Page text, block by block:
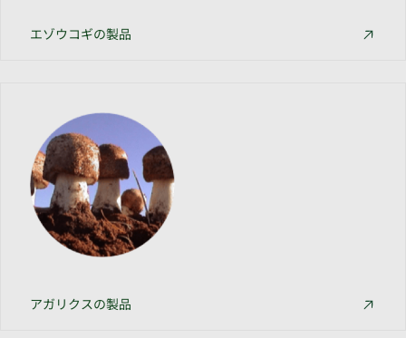
エゾウコギの製品
アガリクスの製品